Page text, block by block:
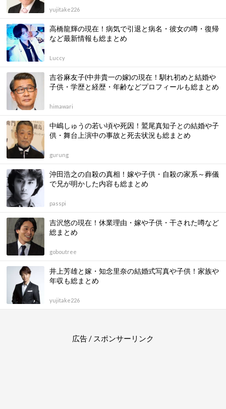
yujitake226
高橋龍輝の現在！病気で引退と病名・彼女の噂・復帰
など最新情報も総まとめ
Luccy
吉谷麻友子(中井貴一の嫁)の現在！馴れ初めと結婚や
子供・学歴と経歴・年齢などプロフィールも総まとめ
himawari
中嶋しゅうの若い頃や死因！鷲尾真知子との結婚や子
供・舞台上演中の事故と死去状況も総まとめ
gurung
沖田浩之の自殺の真相！嫁や子供・自殺の家系～葬儀
で兄が明かした内容も総まとめ
passpi
吉沢悠の現在！休業理由・嫁や子供・干された噂など
総まとめ
goboutree
井上芳雄と嫁・知念里奈の結婚式写真や子供！家族や
年収も総まとめ
yujitake226
広告 / スポンサーリンク